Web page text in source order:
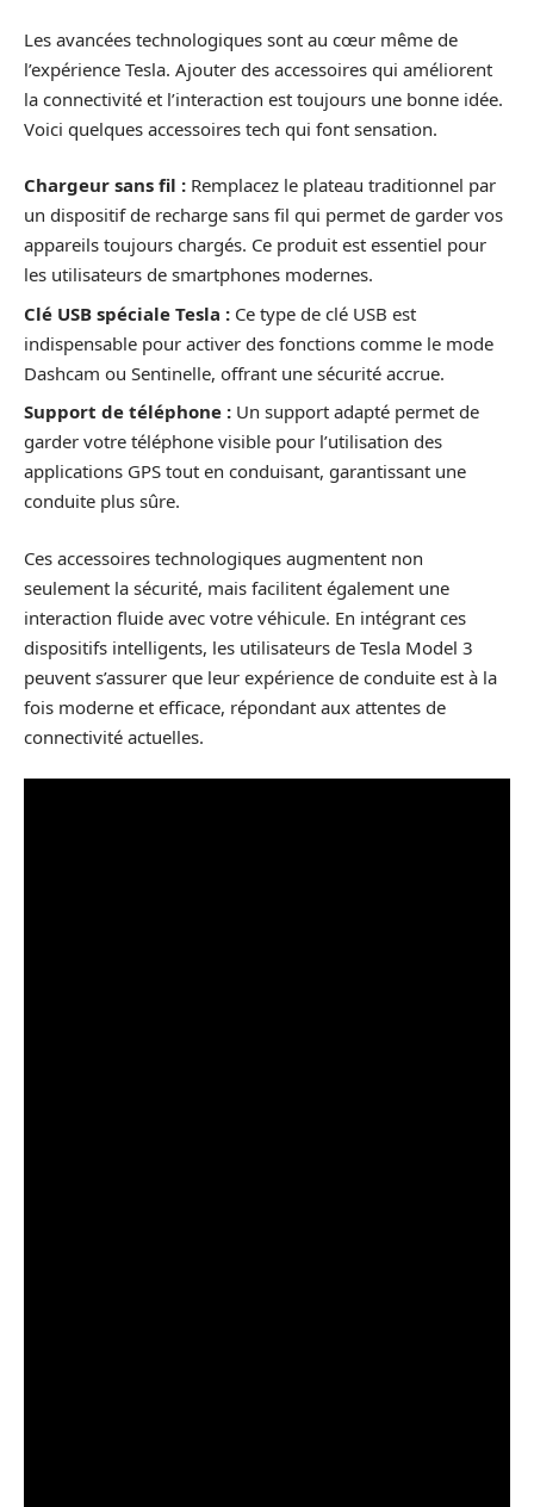
Les avancées technologiques sont au cœur même de
l’expérience Tesla. Ajouter des accessoires qui améliorent
la connectivité et l’interaction est toujours une bonne idée.
Voici quelques accessoires tech qui font sensation.
Chargeur sans fil : Remplacez le plateau traditionnel par
un dispositif de recharge sans fil qui permet de garder vos
appareils toujours chargés. Ce produit est essentiel pour
les utilisateurs de smartphones modernes.
Clé USB spéciale Tesla : Ce type de clé USB est
indispensable pour activer des fonctions comme le mode
Dashcam ou Sentinelle, offrant une sécurité accrue.
Support de téléphone : Un support adapté permet de
garder votre téléphone visible pour l’utilisation des
applications GPS tout en conduisant, garantissant une
conduite plus sûre.
Ces accessoires technologiques augmentent non
seulement la sécurité, mais facilitent également une
interaction fluide avec votre véhicule. En intégrant ces
dispositifs intelligents, les utilisateurs de Tesla Model 3
peuvent s’assurer que leur expérience de conduite est à la
fois moderne et efficace, répondant aux attentes de
connectivité actuelles.